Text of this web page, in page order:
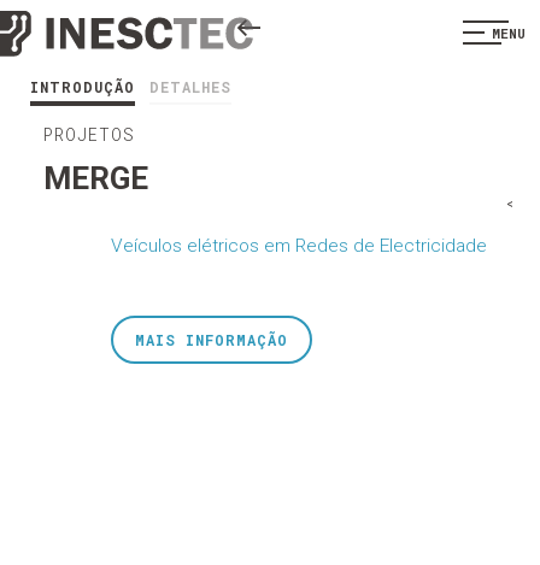
MENU
INTRODUÇÃO DETALHES
PROJETOS
MERGE
Veículos elétricos em Redes de Electricidade
<
MAIS INFORMAÇÃO